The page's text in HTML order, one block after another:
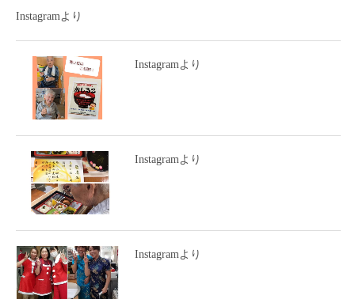
Instagramより
Instagramより
Instagramより
Instagramより